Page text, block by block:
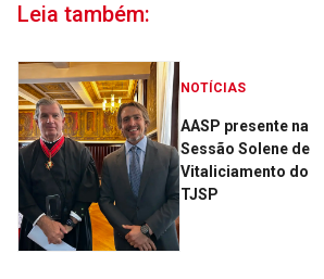
Leia também:
NOTÍCIAS
AASP presente na
Sessão Solene de
Vitaliciamento do
TJSP